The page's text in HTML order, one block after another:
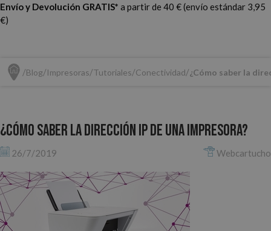
Envío y Devolución GRATIS* a partir de 40 € (envío estándar 3,95
€)
Blog Impresoras Tutoriales Conectividad ¿Cómo saber la
¿Cómo saber la dirección IP de una impresora?
26/7/2019 Webcartucho